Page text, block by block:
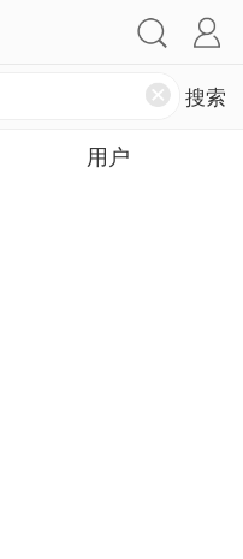
用户